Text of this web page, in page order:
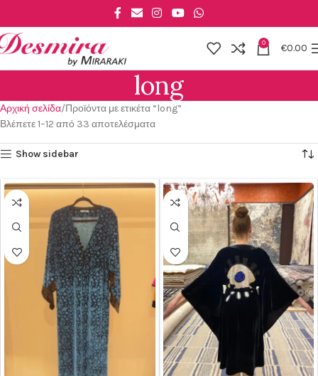
0 €0.00
long
Αρχική σελίδα Προϊόντα με ετικέτα “long”
Βλέπετε 1–12 από 33 αποτελέσματα
Show sidebar